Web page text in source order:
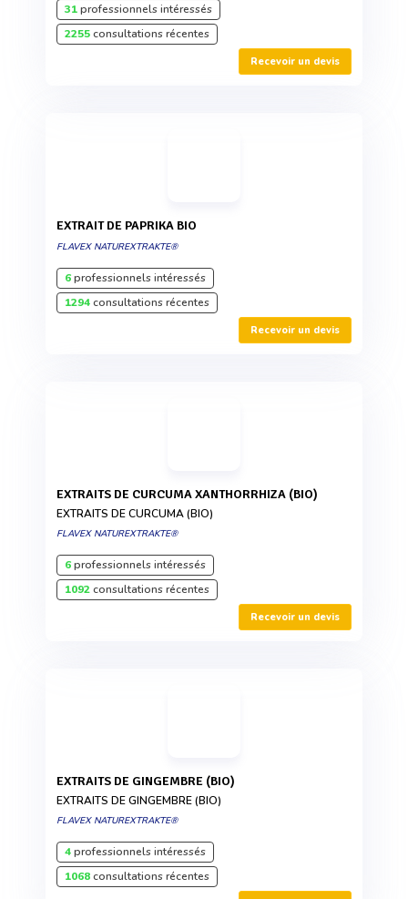
31professionnels intéressés
2255consultations récentes
Recevoir un devis
EXTRAIT DE PAPRIKA BIO
FLAVEX NATUREXTRAKTE®
6professionnels intéressés
1294consultations récentes
Recevoir un devis
EXTRAITS DE CURCUMA XANTHORRHIZA (BIO)
EXTRAITS DE CURCUMA (BIO)
FLAVEX NATUREXTRAKTE®
6professionnels intéressés
1092consultations récentes
Recevoir un devis
EXTRAITS DE GINGEMBRE (BIO)
EXTRAITS DE GINGEMBRE (BIO)
FLAVEX NATUREXTRAKTE®
4professionnels intéressés
1068consultations récentes